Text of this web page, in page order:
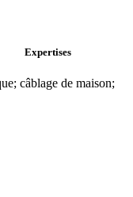
Expertises
câblage de maison;